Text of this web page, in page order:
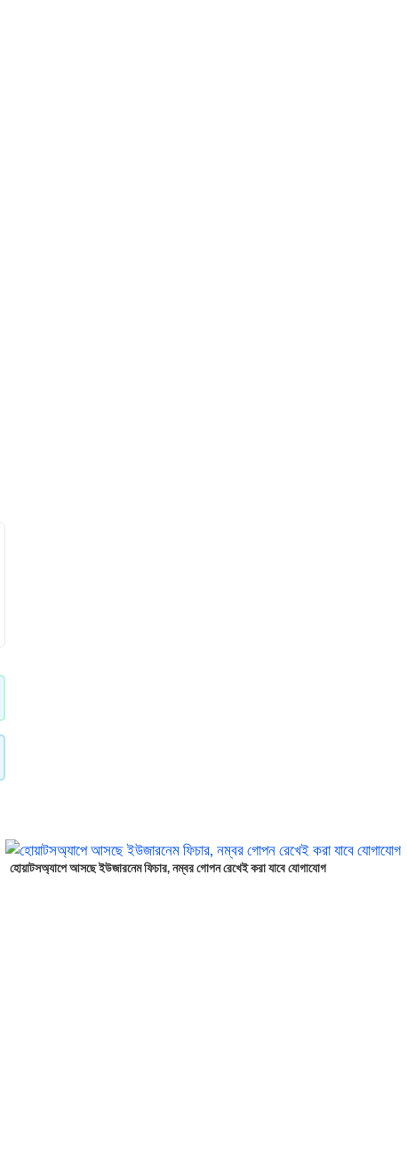
হোয়াটসঅ্যাপে আসছে ইউজারনেম ফিচার, নম্বর গোপন রেখেই করা যাবে যোগাযোগ